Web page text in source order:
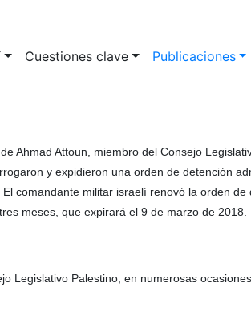
Cuestiones clave Publicaciones
Ahmad Attoun, miembro del Consejo
y expidieron una orden de detención
comandante militar israelí renovó la orden de
meses, que expirará el 9 de marzo de 2018.
Legislativo Palestino, en numerosas